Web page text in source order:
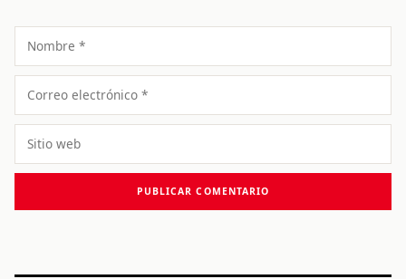
Nombre
Correo
electrónico
Sitio
web